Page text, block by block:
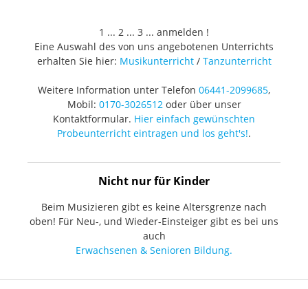
1 ... 2 ... 3 ... anmelden !
Eine Auswahl des von uns angebotenen Unterrichts
erhalten Sie hier: Musikunterricht/ Tanzunterricht
Weitere Information unter Telefon 06441-2099685,
Mobil: 0170-3026512oder über unser
Kontaktformular. Hier einfach gewünschten
Probeunterricht eintragen und los geht's!.
Nicht nur für Kinder
Beim Musizieren gibt es keine Altersgrenze nach
oben! Für Neu-, und Wieder-Einsteiger gibt es bei uns
auch
Erwachsenen & Senioren Bildung.